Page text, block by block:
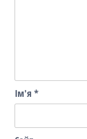
Ім'я *